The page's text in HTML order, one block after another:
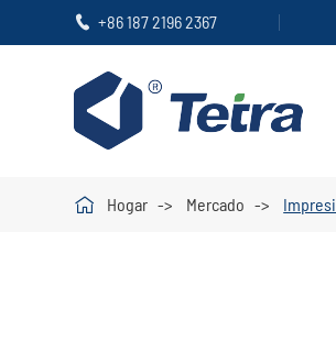
 +86 187 2196 2367
 Hogar Mercado